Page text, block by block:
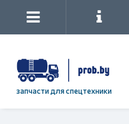
запчасти для спецтехники